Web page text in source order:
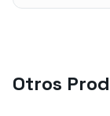
Otros